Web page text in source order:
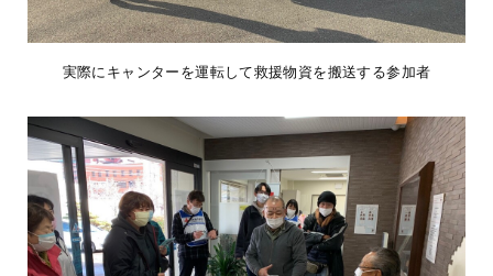
実際にキャンターを運転して救援物資を搬送する参加者